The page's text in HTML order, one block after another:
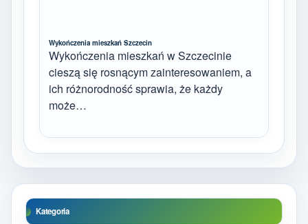
Wykończenia mieszkań Szczecin
Wykończenia mieszkań w Szczecinie
cieszą się rosnącym zainteresowaniem, a
ich różnorodność sprawia, że każdy
może…
Kategoria